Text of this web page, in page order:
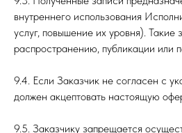
внутреннего использования
услуг, повышение их уровня). Такие
распространению, публикации или
9.4. Если Заказчик не согласен с
должен акцептовать настоящую
9.5. Заказчику запрещается